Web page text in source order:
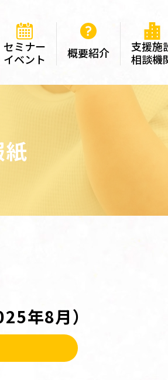
セミナー
イベント
概要紹介
支援施
相談機
年8月）